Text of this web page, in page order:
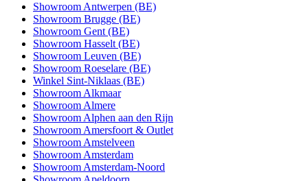
Showroom Antwerpen (BE)
Showroom Brugge (BE)
Showroom Gent (BE)
Showroom Hasselt (BE)
Showroom Leuven (BE)
Showroom Roeselare (BE)
Winkel Sint-Niklaas (BE)
Showroom Alkmaar
Showroom Almere
Showroom Alphen aan den Rijn
Showroom Amersfoort & Outlet
Showroom Amstelveen
Showroom Amsterdam
Showroom Amsterdam-Noord